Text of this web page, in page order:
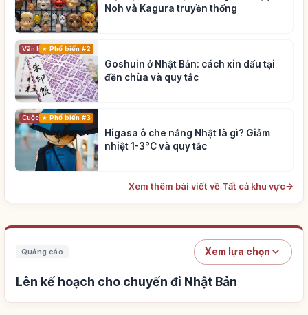
Noh và Kagura truyền thống
Văn hóa truyền thống
Phổ biến #2
Goshuin ở Nhật Bản: cách xin dấu tại
đền chùa và quy tắc
Cuộc sốngPhổ biến #3
Higasa ô che nắng Nhật là gì? Giảm
nhiệt 1-3°C và quy tắc
Xem thêm bài viết về Tất cả khu vực→
Quảng cáo Xem lựa chọn
Lên kế hoạch cho chuyến đi Nhật Bản